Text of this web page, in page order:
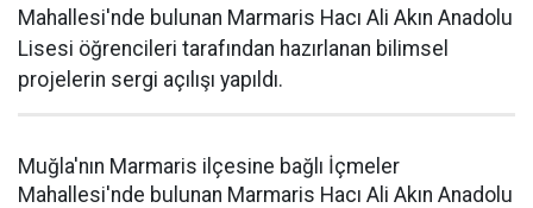
Mahallesi'nde bulunan Marmaris Hacı Ali Akın Anadolu
Lisesi öğrencileri tarafından hazırlanan bilimsel
projelerin sergi açılışı yapıldı.
Muğla'nın Marmaris ilçesine bağlı İçmeler
Mahallesi'nde bulunan Marmaris Hacı Ali Akın Anadolu